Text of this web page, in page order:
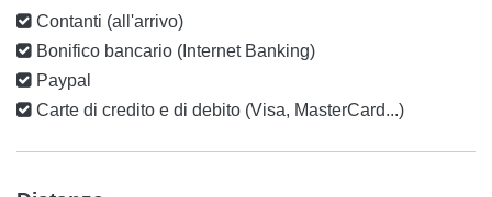
Contanti (all'arrivo)
Bonifico bancario (Internet Banking)
Paypal
Carte di credito e di debito (Visa, MasterCard...)